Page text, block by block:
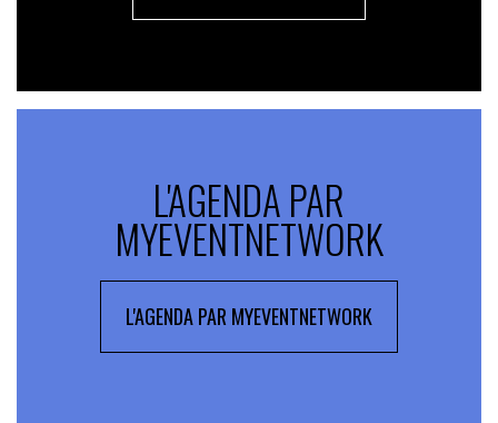
L'AGENDA PAR
MYEVENTNETWORK
L'AGENDA PAR MYEVENTNETWORK